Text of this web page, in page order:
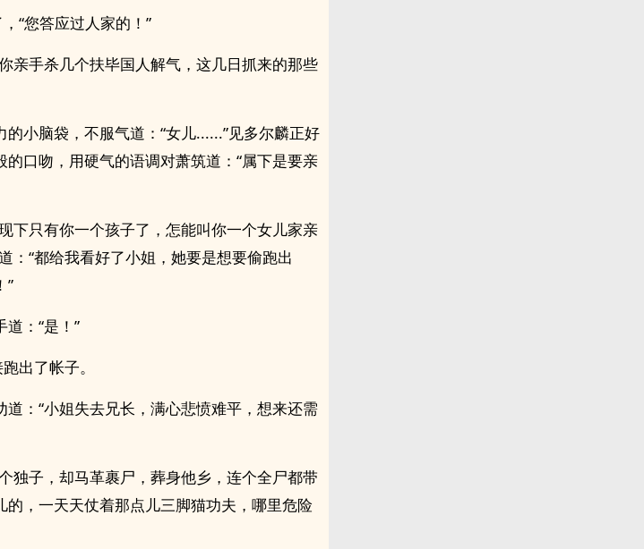
“您答应过人家的！”
亲手杀几个扶毕国人解气，这几日抓来的那些
小脑袋，不服气道：“女儿......”见多尔麟正好
口吻，用硬气的语调对萧筑道：“属下是要亲
下只有你一个孩子了，怎能叫你一个女儿家亲
：“都给我看好了小姐，她要是想要偷跑出
”
：“是！”
出了帐子。
：“小姐失去兄长，满心悲愤难平，想来还需
独子，却马革裹尸，葬身他乡，连个全尸都带
，一天天仗着那点儿三脚猫功夫，哪里危险